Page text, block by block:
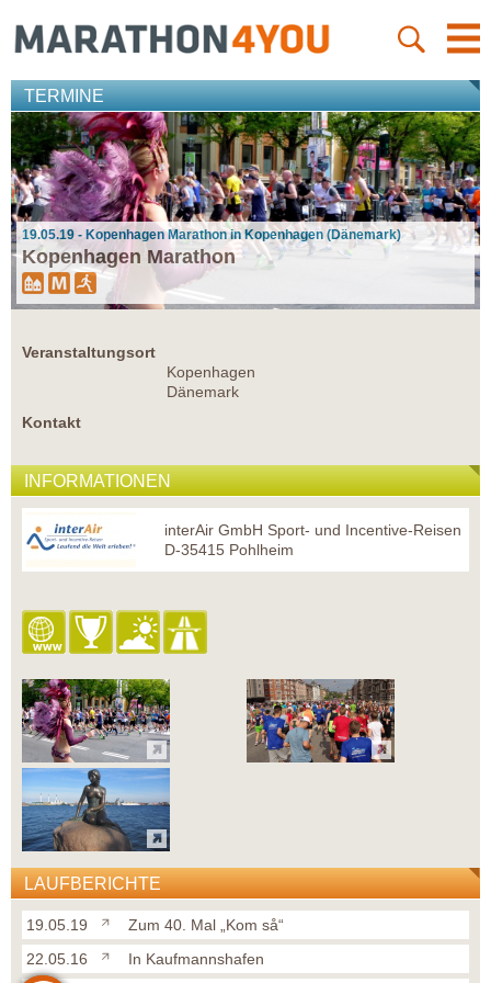
TERMINE
19.05.19 - Kopenhagen Marathon in Kopenhagen (Dänemark)
Kopenhagen Marathon
Veranstaltungsort
Kopenhagen
Dänemark
Kontakt
INFORMATIONEN
interAir GmbH Sport- und Incentive-Reisen
D-35415 Pohlheim
LAUFBERICHTE
19.05.19
Zum 40. Mal „Kom så“
22.05.16
In Kaufmannshafen